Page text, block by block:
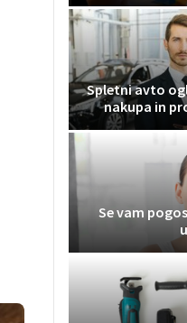
Spletni avto
nakupa in
Se vam